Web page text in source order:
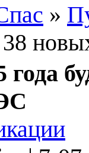
»
года